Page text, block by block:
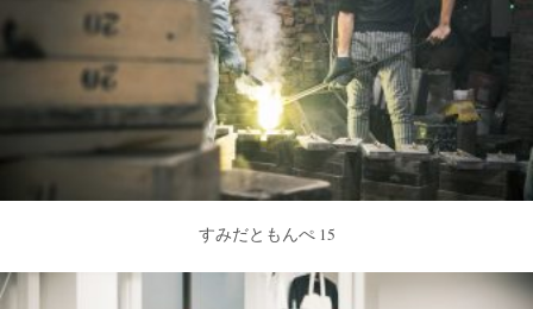
すみだともんぺ 15